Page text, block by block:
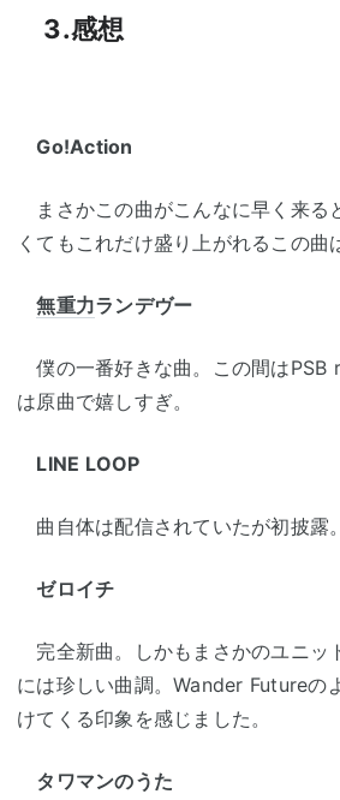
3.感想
Go!Action
まさかこの曲がこんなに早く来る
くてもこれだけ盛り上がれるこの曲
無重力ランデヴー
僕の一番好きな曲。この間はPSB
は原曲で嬉しすぎ。
LINE LOOP
曲自体は配信されていたが初披露。
ゼロイチ
完全新曲。しかもまさかのユニッ
には珍しい曲調。Wander Futureの
けてくる印象を感じました。
タワマンのうた